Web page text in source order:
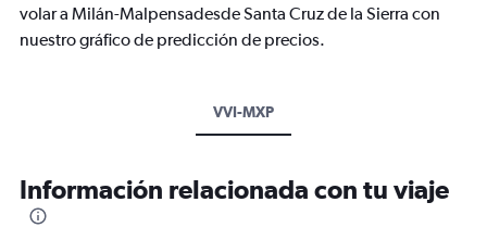
volar a Milán-Malpensadesde Santa Cruz de la Sierra con
nuestro gráfico de predicción de precios.
VVI-MXP
Información relacionada con tu viaje